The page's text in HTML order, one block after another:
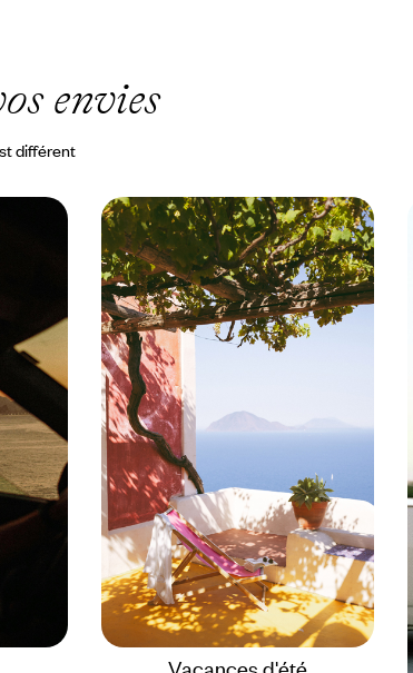
envies
différent